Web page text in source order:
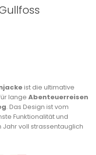
ist die ultimative
lange Abenteuerreisen
. Das Design ist vom
Funktionalität und
Jahr voll strassentauglich